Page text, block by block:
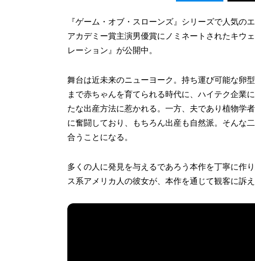
『ゲーム・オブ・スローンズ』シリーズで人気
アカデミー賞主演男優賞にノミネートされたキウ
レーション』が公開中。
舞台は近未来のニューヨーク。持ち運び可能な卵
まで赤ちゃんを育てられる時代に、ハイテク企業
たな出産方法に惹かれる。一方、夫であり植物学
に奮闘しており、もちろん出産も自然派。そんな
合うことになる。
多くの人に発見を与えるであろう本作を丁寧に作
ス系アメリカ人の彼女が、本作を通じて観客に訴え